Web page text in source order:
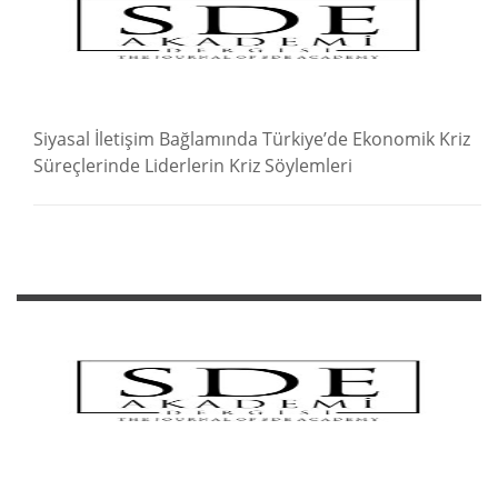
Siyasal İletişim Bağlamında Türkiye’de Ekonomik Kriz
Süreçlerinde Liderlerin Kriz Söylemleri